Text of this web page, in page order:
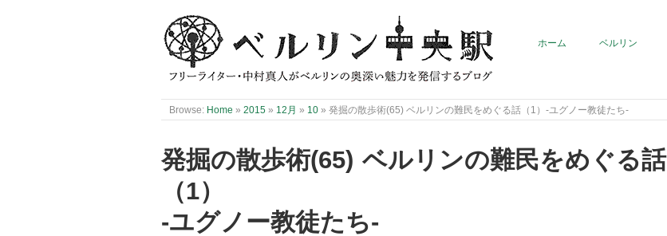
ホーム ベルリン
Browse: Home » 2015 » 12月 » 10 » 発掘の散歩術(65) ベルリンの難民をめぐる話（1）-ユグノー教徒たち-
発掘の散歩術(65) ベルリンの難民をめぐる話
（1）
-ユグノー教徒たち-